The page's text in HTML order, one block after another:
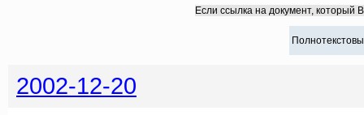
Если ссылка на документ, который
2002-12-20